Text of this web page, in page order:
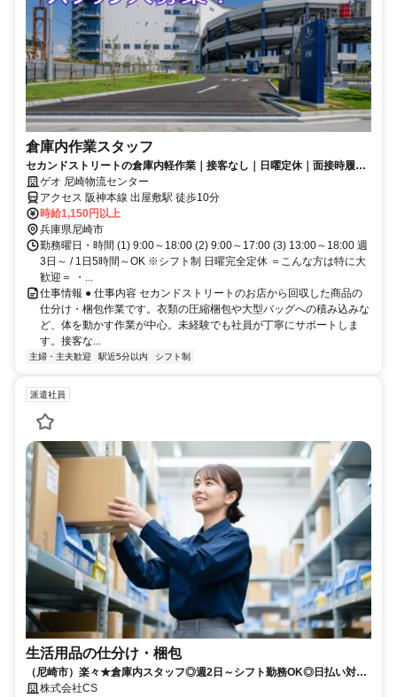
倉庫内作業スタッフ
セカンドストリートの倉庫内軽作業｜接客なし｜日曜定休｜面接時履歴
書不要
ゲオ 尼崎物流センター
アクセス 阪神本線 出屋敷駅 徒歩10分
時給1,150円以上
兵庫県尼崎市
勤務曜日・時間 (1) 9:00～18:00 (2) 9:00～17:00 (3) 13:00～18:00 週
3日～ / 1日5時間～OK ※シフト制 日曜完全定休 ＝こんな方は特に大
歓迎＝ ・...
仕事情報 ● 仕事内容 セカンドストリートのお店から回収した商品の
仕分け・梱包作業です。衣類の圧縮梱包や大型バッグへの積み込みな
ど、体を動かす作業が中心。未経験でも社員が丁寧にサポートしま
す。接客な...
主婦・主夫歓迎 駅近5分以内 シフト制
派遣社員
生活用品の仕分け・梱包
（尼崎市）楽々★倉庫内スタッフ◎週2日～シフト勤務OK◎日払い対応
◎履歴書不要◎無料送迎バスあり
株式会社CS